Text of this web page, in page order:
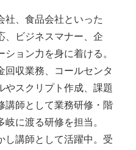
社、食品会社といった
、ビジネスマナー、企
ョン力を身に着ける。
回収業務、コールセンタ
やスクリプト作成、課題
講師として業務研修・階
に渡る研修を担当。
し講師として活躍中。受